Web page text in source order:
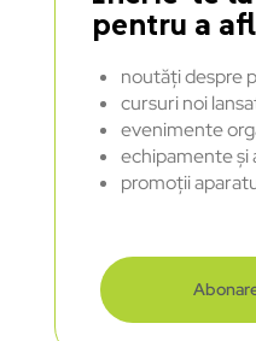
pentru a
noutăți despre
cursuri noi
evenimente
echipamente și
promoții